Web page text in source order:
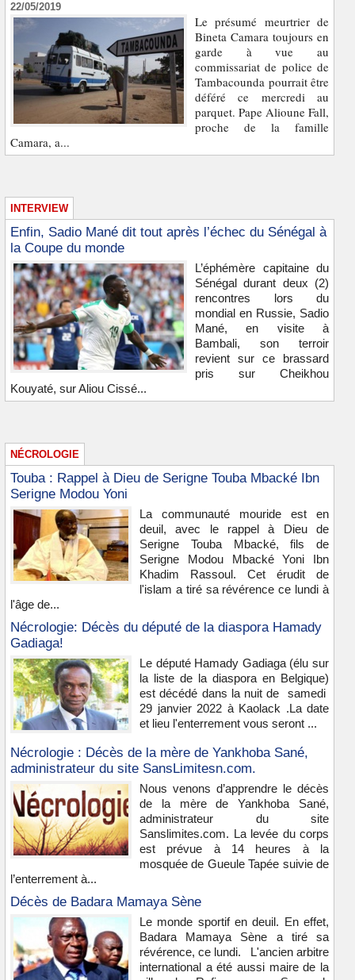
22/05/2019
Le présumé meurtrier de
Bineta Camara toujours en
garde à vue au
commissariat de police de
Tambacounda pourrait être
déféré ce mercredi au
parquet. Pape Alioune Fall,
proche de la famille
Camara, a...
INTERVIEW
Enfin, Sadio Mané dit tout après l’échec du Sénégal à
la Coupe du monde
L’éphémère capitaine du
Sénégal durant deux (2)
rencontres lors du
mondial en Russie, Sadio
Mané, en visite à
Bambali, son terroir
revient sur ce brassard
pris sur Cheikhou
Kouyaté, sur Aliou Cissé...
NÉCROLOGIE
Touba : Rappel à Dieu de Serigne Touba Mbacké Ibn
Serigne Modou Yoni
La communauté mouride est en
deuil, avec le rappel à Dieu de
Serigne Touba Mbacké, fils de
Serigne Modou Mbacké Yoni Ibn
Khadim Rassoul. Cet érudit de
l'islam a tiré sa révérence ce lundi à
l'âge de...
Nécrologie: Décès du député de la diaspora Hamady
Gadiaga!
Le député Hamady Gadiaga (élu sur
la liste de la diaspora en Belgique)
est décédé dans la nuit de samedi
29 janvier 2022 à Kaolack .La date
et lieu l'enterrement vous seront ...
Nécrologie : Décès de la mère de Yankhoba Sané,
administrateur du site SansLimitesn.com.
Nous venons d’apprendre le décès
de la mère de Yankhoba Sané,
administrateur du site
Sanslimites.com. La levée du corps
est prévue à 14 heures à la
mosquée de Gueule Tapée suivie de
l’enterrement à...
Décès de Badara Mamaya Sène
Le monde sportif en deuil. En effet,
Badara Mamaya Sène a tiré sa
révérence, ce lundi. L'ancien arbitre
international a été aussi maire de la